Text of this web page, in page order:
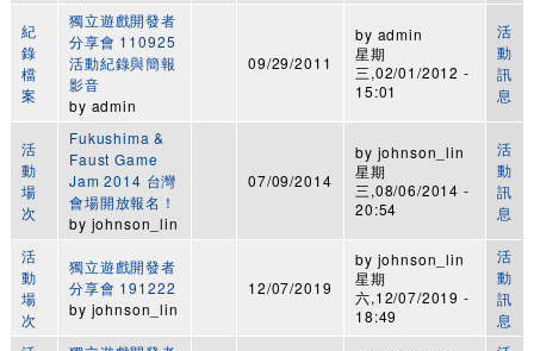
紀
錄
檔
案
獨立遊戲開發者
分享會 110925
活動紀錄與簡報
影音
by admin
09/29/2011
by admin
星期
三,02/01/2012 -
15:01
活
動
訊
息
活
動
場
次
Fukushima &
Faust Game
Jam 2014 台灣
會場開放報名！
by johnson_lin
07/09/2014
by johnson_lin
星期
三,08/06/2014 -
20:54
活
動
訊
息
活
動
場
次
獨立遊戲開發者
分享會 191222
by johnson_lin
12/07/2019
by johnson_lin
星期
六,12/07/2019 -
18:49
活
動
訊
息